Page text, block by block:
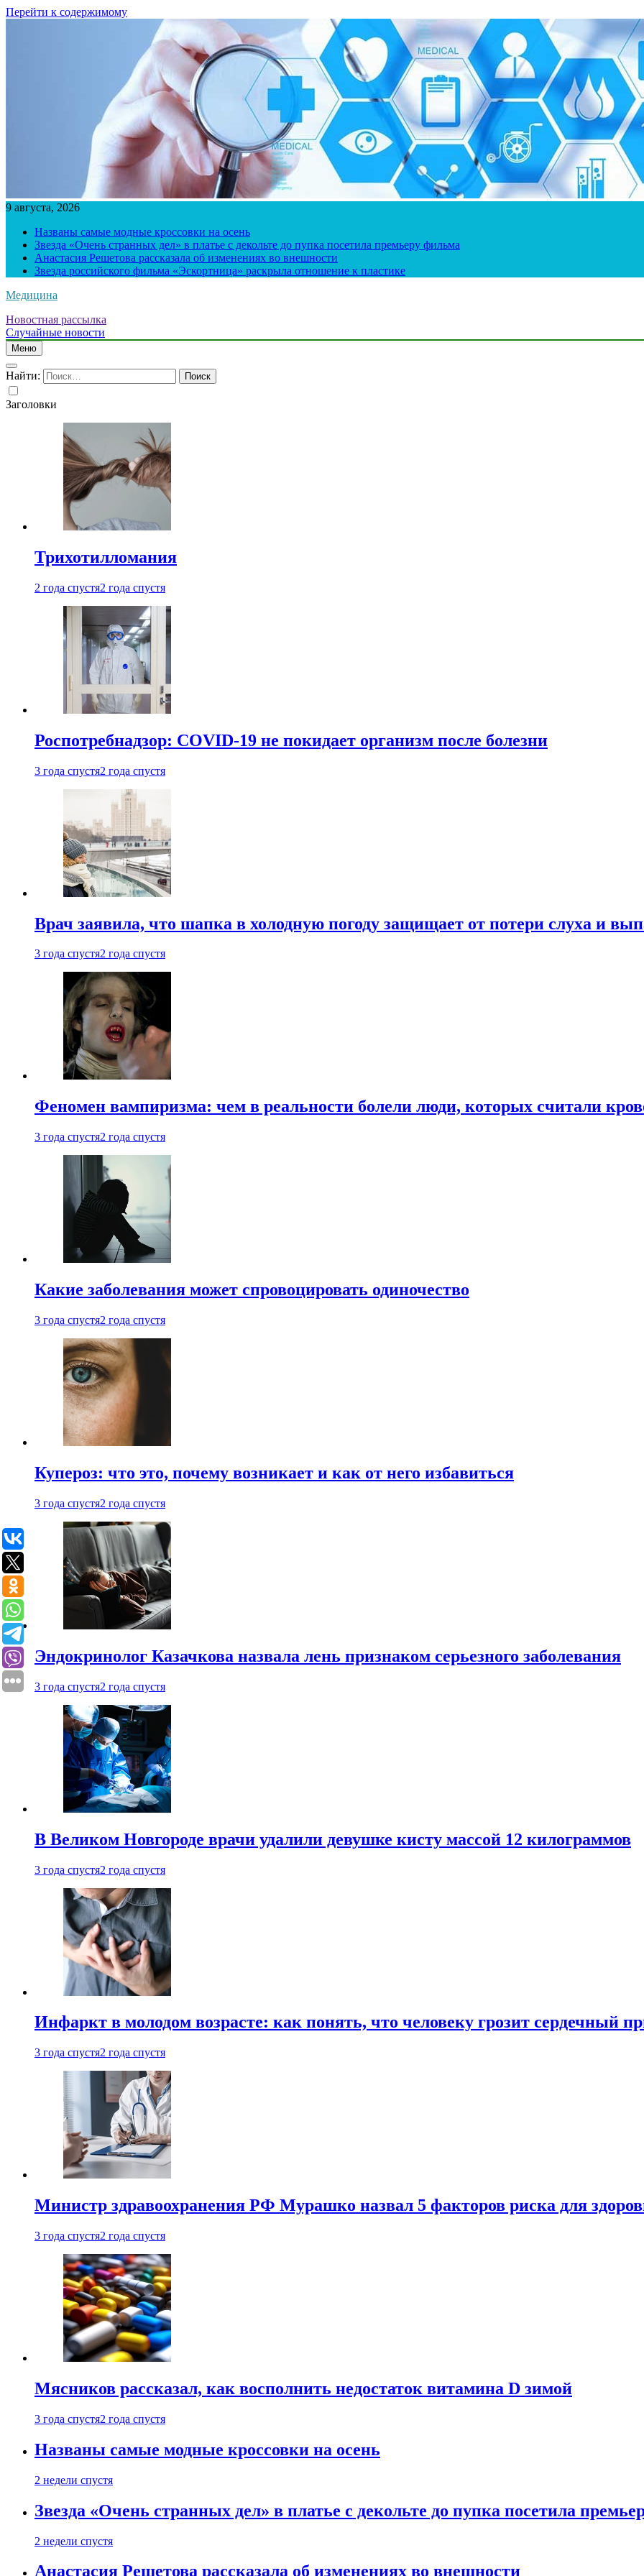
Перейти к содержимому
9 августа, 2026
Названы самые модные кроссовки на осень
Звезда «Очень странных дел» в платье с декольте до пупка посетила премьеру фильма
Анастасия Решетова рассказала об изменениях во внешности
Звезда российского фильма «Эскортница» раскрыла отношение к пластике
Медицина
Новостная рассылка
Случайные новости
Меню
Найти:
Заголовки
Трихотилломания
2 года спустя2 года спустя
Роспотребнадзор: COVID-19 не покидает организм после болезни
3 года спустя2 года спустя
Врач заявила, что шапка в холодную погоду защищает от потери слуха и
3 года спустя2 года спустя
Феномен вампиризма: чем в реальности болели люди, которых считали
3 года спустя2 года спустя
Какие заболевания может спровоцировать одиночество
3 года спустя2 года спустя
Купероз: что это, почему возникает и как от него избавиться
3 года спустя2 года спустя
Эндокринолог Казачкова назвала лень признаком серьезного заболевания
3 года спустя2 года спустя
В Великом Новгороде врачи удалили девушке кисту массой 12 килограммов
3 года спустя2 года спустя
Инфаркт в молодом возрасте: как понять, что человеку грозит сердечный
3 года спустя2 года спустя
Министр здравоохранения РФ Мурашко назвал 5 факторов риска для
3 года спустя2 года спустя
Мясников рассказал, как восполнить недостаток витамина D зимой
3 года спустя2 года спустя
Названы самые модные кроссовки на осень
2 недели спустя
Звезда «Очень странных дел» в платье с декольте до пупка посетила
2 недели спустя
Анастасия Решетова рассказала об изменениях во внешности